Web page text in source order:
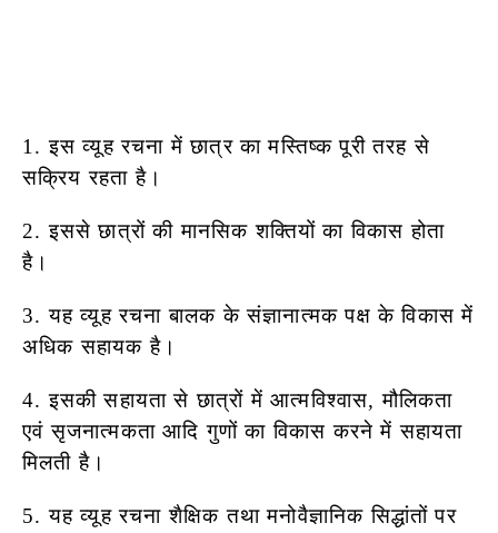
1. इस व्यूह रचना में छात्र का मस्तिष्क पूरी तरह से
सक्रिय रहता है।
2. इससे छात्रों की मानसिक शक्तियों का विकास होता
है।
3. यह व्यूह रचना बालक के संज्ञानात्मक पक्ष के विकास में
अधिक सहायक है।
4. इसकी सहायता से छात्रों में आत्मविश्वास, मौलिकता
एवं सृजनात्मकता आदि गुणों का विकास करने में सहायता
मिलती है।
5. यह व्यूह रचना शैक्षिक तथा मनोवैज्ञानिक सिद्धांतों पर